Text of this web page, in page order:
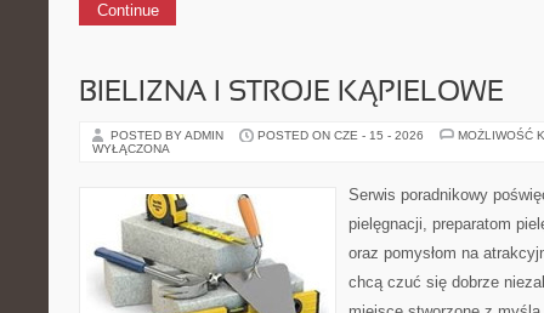
Continue
BIELIZNA I STROJE KĄPIELOWE
POSTED BY ADMIN POSTED ON CZE - 15 - 2026
MOŻLIWOŚĆ
WYŁĄCZONA
Serwis poradnikowy
pielęgnacji, preparatom
oraz pomysłom na
chcą czuć się dobrze